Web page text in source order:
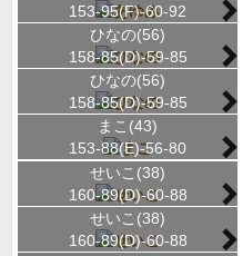
153-95(F)-60-92
ひなの(56)
158-85(D)-59-85
ひなの(56)
158-85(D)-59-85
まこ(43)
153-88(E)-56-80
せいこ(38)
160-89(D)-60-88
せいこ(38)
160-89(D)-60-88